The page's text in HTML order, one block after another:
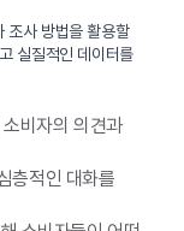
조사 방법을 활용할
실질적인 데이터를
비자의 의견과
층적인 대화를